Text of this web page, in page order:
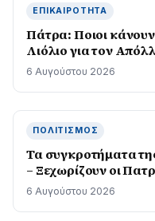
ΕΠΙΚΑΙΡΌΤΗΤΑ
Πάτρα: Ποιοι
Λιόλιο για τον
6 Αυγούστου 2026
ΠΟΛΙΤΙΣΜΌΣ
Τα συγκροτήματα
– Ξεχωρίζουν οι
6 Αυγούστου 2026